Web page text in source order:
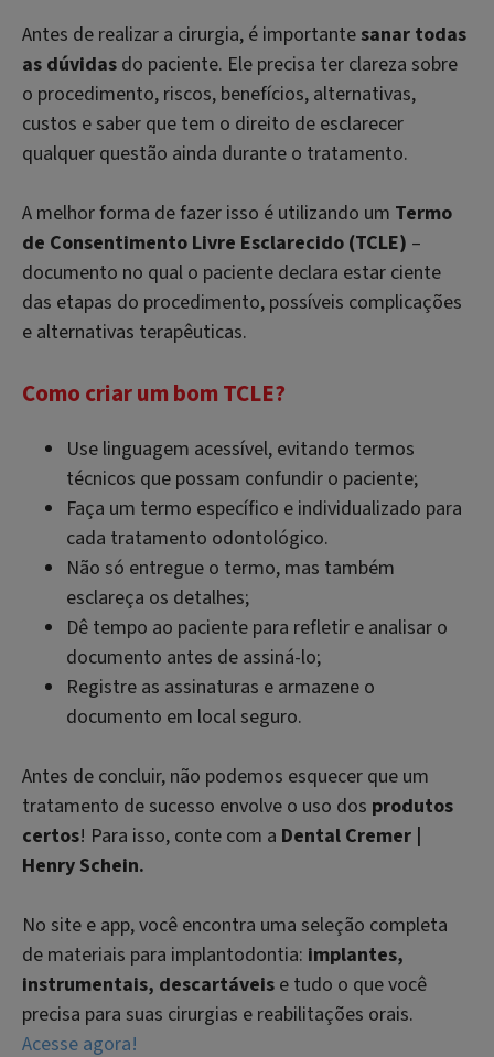
Antes de realizar a cirurgia, é importantesanar todas
as dúvidas do paciente. Ele precisa ter clareza sobre
o procedimento, riscos, benefícios, alternativas,
custos e saber que tem o direito de esclarecer
qualquer questão ainda durante o tratamento.
A melhor forma de fazer isso é utilizando um Termo
de Consentimento Livre Esclarecido (TCLE) –
documento no qual o paciente declara estar ciente
das etapas do procedimento, possíveis complicações
e alternativas terapêuticas.
Como criar um bom TCLE?
Use linguagem acessível, evitando termos
técnicos que possam confundir o paciente;
Faça um termo específico e individualizado para
cada tratamento odontológico.
Não só entregue o termo, mas também
esclareça os detalhes;
Dê tempo ao paciente para refletir e analisar o
documento antes de assiná-lo;
Registre as assinaturas e armazene o
documento em local seguro.
Antes de concluir, não podemos esquecer que um
tratamento de sucesso envolve o uso dos produtos
certos! Para isso, conte com a Dental Cremer |
Henry Schein.
No site e app, você encontra uma seleção completa
de materiais para implantodontia: implantes,
instrumentais, descartáveis e tudo o que você
precisa para suas cirurgias e reabilitações orais.
Acesse agora!